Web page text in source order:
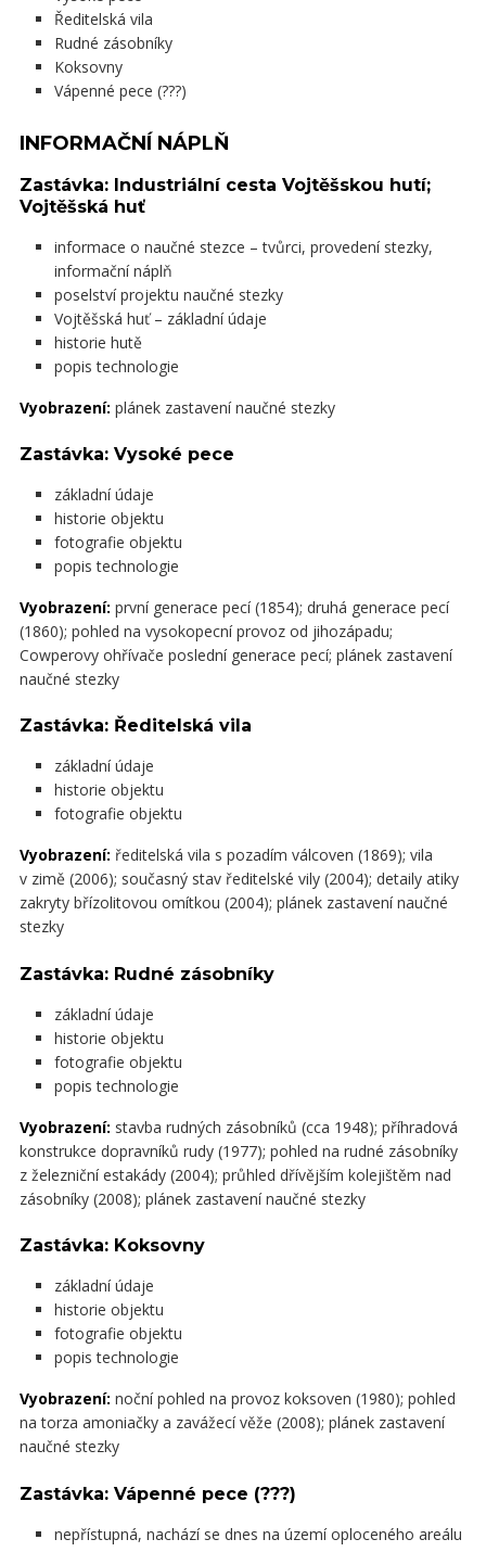
Ředitelská vila
Rudné zásobníky
Koksovny
Vápenné pece (???)
INFORMAČNÍ NÁPLŇ
Zastávka: Industriální cesta Vojtěšskou hutí;
Vojtěšská huť
informace o naučné stezce – tvůrci, provedení stezky,
informační náplň
poselství projektu naučné stezky
Vojtěšská huť – základní údaje
historie hutě
popis technologie
Vyobrazení: plánek zastavení naučné stezky
Zastávka: Vysoké pece
základní údaje
historie objektu
fotografie objektu
popis technologie
Vyobrazení: první generace pecí (1854); druhá generace pecí
(1860); pohled na vysokopecní provoz od jihozápadu;
Cowperovy ohřívače poslední generace pecí; plánek zastavení
naučné stezky
Zastávka: Ředitelská vila
základní údaje
historie objektu
fotografie objektu
Vyobrazení: ředitelská vila s pozadím válcoven (1869); vila
v zimě (2006); současný stav ředitelské vily (2004); detaily atiky
zakryty břízolitovou omítkou (2004); plánek zastavení naučné
stezky
Zastávka: Rudné zásobníky
základní údaje
historie objektu
fotografie objektu
popis technologie
Vyobrazení: stavba rudných zásobníků (cca 1948); příhradová
konstrukce dopravníků rudy (1977); pohled na rudné zásobníky
z železniční estakády (2004); průhled dřívějším kolejištěm nad
zásobníky (2008); plánek zastavení naučné stezky
Zastávka: Koksovny
základní údaje
historie objektu
fotografie objektu
popis technologie
Vyobrazení: noční pohled na provoz koksoven (1980); pohled
na torza amoniačky a zavážecí věže (2008); plánek zastavení
naučné stezky
Zastávka: Vápenné pece (???)
nepřístupná, nachází se dnes na území oploceného areálu